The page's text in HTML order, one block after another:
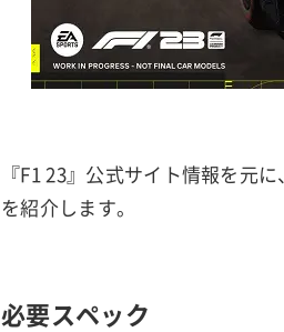
『F1 23』公式サイト情報を元
を紹介します。
必要スペック